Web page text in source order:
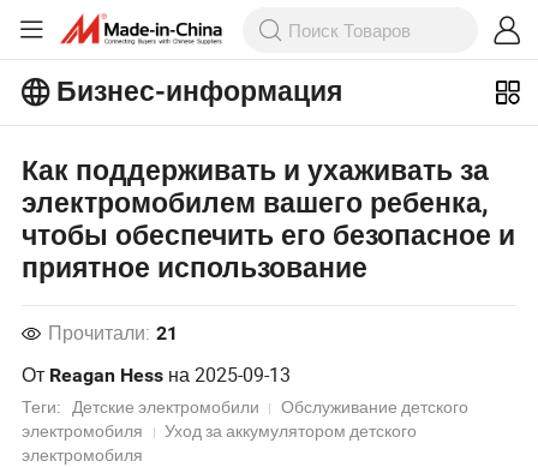
Бизнес-информация
популярными статьями на Бизнес-
информация!
Просмотреть Больше
Как поддерживать и ухаживать за
электромобилем вашего ребенка,
чтобы обеспечить его безопасное и
приятное использование
Прочитали: 21
От Reagan Hess на2025-09-13
Теги: Детские электромобили
Обслуживание детского
электромобиля
Уход за аккумулятором детского
электромобиля